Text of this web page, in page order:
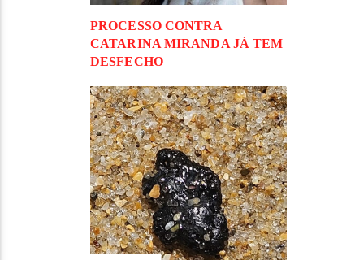
PROCESSO CONTRA
CATARINA MIRANDA JÁ TEM
DESFECHO